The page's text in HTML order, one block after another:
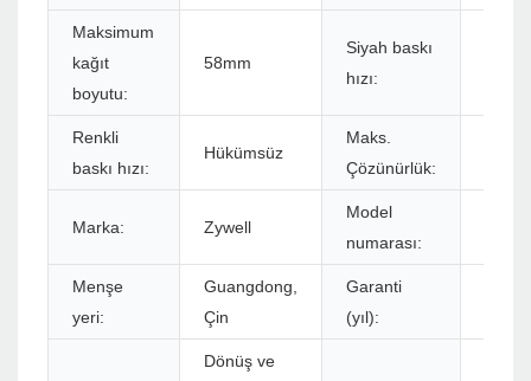
Maksimum
kağıt
boyutu:
58mm
Siyah baskı
hızı:
Renkli
baskı hızı:
Hükümsüz
Maks.
Çözünürlük:
Marka: Zywell
Model
numarası:
Menşe
yeri:
Guangdong,
Çin
Garanti
(yıl):
Dönüş ve